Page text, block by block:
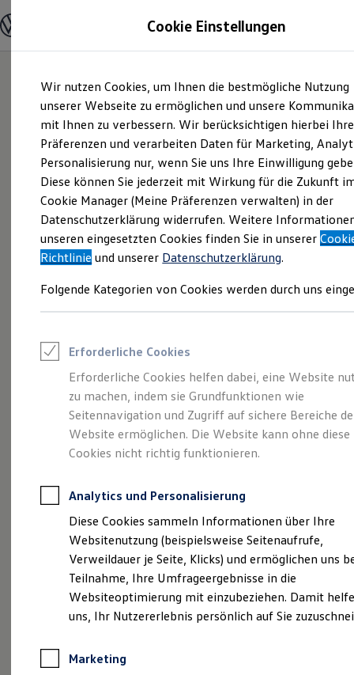
Hauptinhalt
springen
Footer
springen
Modelle und Konfigurator
Modelle vergleichen
Elektroautos
ENERGY Sondermodelle
Nutzfahrzeuge
SUV und CUV
Familienautos
Kombis
Kompaktwagen
Sportwagen
Schnell verfügbare Fahrzeuge
Angebote und Produkte
Aktuelle Angebote
E-Auto-Förderung
Volkswagen Marktplatz
Junge Gebrauchtwagen und Gebrauchtwagen
Saisonangebote
Leasing
Leasing-Angebote
Gebrauchtwagen Leasing
Junge Gebrauchtwagen-Leasing
Elektroauto Leasing
Kleinwagen-Leasing
Leasing ohne Anzahlung
Autokredit mit Schlussrate
Versicherungen und Garantien
Kfz-Versicherung
Restschuldversicherungen
Garantien
Wartungsverträge
Geschäftskunden
Professional Class bei Volkswagen
Großkunden
Behörden
Anpfiff zum Gewinn
Volkswagen Economy
Service Rabattaktion
Cookie Einstellungen
Wir nutzen Cookies, um Ihnen die bestmögliche Nutzung
unserer Webseite zu ermöglichen und unsere
mit Ihnen zu verbessern. Wir berücksichtigen hierbei Ihre
Präferenzen und verarbeiten Daten für Marketing,
Personalisierung nur, wenn Sie uns Ihre Einwilligung
Diese können Sie jederzeit mit Wirkung für die Zukunft
Cookie Manager (Meine Präferenzen verwalten) in der
Datenschutzerklärung widerrufen. Weitere
unseren eingesetzten Cookies finden Sie in unserer
Richtlinie und unserer Datenschutzerklärung.
Folgende Kategorien von Cookies werden durch uns
Erforderliche Cookies
Erforderliche Cookies helfen dabei, eine Website
zu machen, indem sie Grundfunktionen wie
Seitennavigation und Zugriff auf sichere Bereiche
Website ermöglichen. Die Website kann ohne diese
Cookies nicht richtig funktionieren.
Analytics und Personalisierung
Diese Cookies sammeln Informationen über Ihre
Websitenutzung (beispielsweise Seitenaufrufe,
Verweildauer je Seite, Klicks) und ermöglichen uns
Teilnahme, Ihre Umfrageergebnisse in die
Websiteoptimierung mit einzubeziehen. Damit
uns, Ihr Nutzererlebnis persönlich auf Sie
Marketing